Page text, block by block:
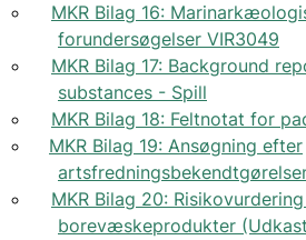
MKR Bilag 16:
forundersøgelser VIR3049
MKR Bilag 17: Background
substances - Spill
MKR Bilag 18: Feltnotat for
MKR Bilag 19: Ansøgning efter
MKR Bilag 20:
borevæskeprodukter